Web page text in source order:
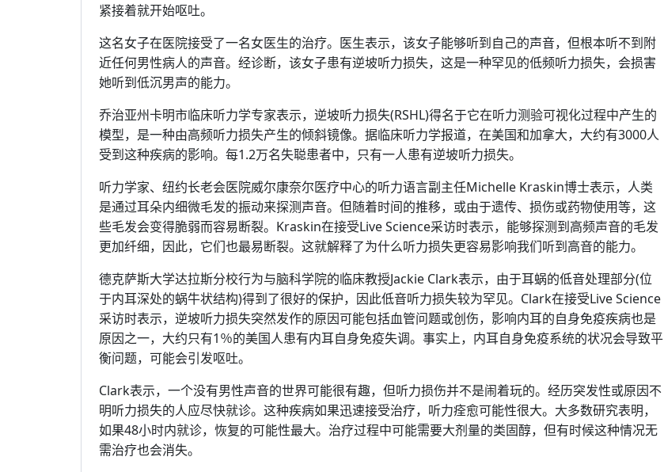
紧接着就开始呕吐。
这名女子在医院接受了一名女医生的治疗。医生表示，该女子能够听到自己的声音，但根本听不到附
近任何男性病人的声音。经诊断，该女子患有逆坡听力损失，这是一种罕见的低频听力损失，会损害
她听到低沉男声的能力。
乔治亚州卡明市临床听力学专家表示，逆坡听力损失(RSHL)得名于它在听力测验可视化过程中产生的
模型，是一种由高频听力损失产生的倾斜镜像。据临床听力学报道，在美国和加拿大，大约有3000人
受到这种疾病的影响。每1.2万名失聪患者中，只有一人患有逆坡听力损失。
听力学家、纽约长老会医院威尔康奈尔医疗中心的听力语言副主任Michelle Kraskin博士表示，人类
是通过耳朵内细微毛发的振动来探测声音。但随着时间的推移，或由于遗传、损伤或药物使用等，这
些毛发会变得脆弱而容易断裂。Kraskin在接受Live Science采访时表示，能够探测到高频声音的毛发
更加纤细，因此，它们也最易断裂。这就解释了为什么听力损失更容易影响我们听到高音的能力。
德克萨斯大学达拉斯分校行为与脑科学院的临床教授Jackie Clark表示，由于耳蜗的低音处理部分(位
于内耳深处的蜗牛状结构)得到了很好的保护，因此低音听力损失较为罕见。Clark在接受Live Science
采访时表示，逆坡听力损失突然发作的原因可能包括血管问题或创伤，影响内耳的自身免疫疾病也是
原因之一，大约只有1％的美国人患有内耳自身免疫失调。事实上，内耳自身免疫系统的状况会导致平
衡问题，可能会引发呕吐。
Clark表示，一个没有男性声音的世界可能很有趣，但听力损伤并不是闹着玩的。经历突发性或原因不
明听力损失的人应尽快就诊。这种疾病如果迅速接受治疗，听力痊愈可能性很大。大多数研究表明，
如果48小时内就诊，恢复的可能性最大。治疗过程中可能需要大剂量的类固醇，但有时候这种情况无
需治疗也会消失。